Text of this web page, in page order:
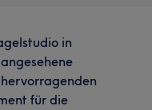
in
für die